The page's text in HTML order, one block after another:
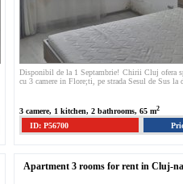
Disponibil de la 1 Septambrie! Chirii Cluj ofera
cu 3 camere in Flore;ti, pe strada Sesul de Sus la
3 camere, 1 kitchen, 2 bathrooms, 65 m2
ID: P56700
Apartment 3 rooms for rent in Cluj-